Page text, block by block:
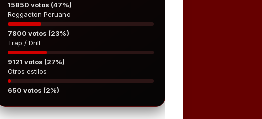
15850 votos (47%)
Reggaeton Peruano
7800 votos (23%)
Trap / Drill
9121 votos (27%)
Otros estilos
650 votos (2%)